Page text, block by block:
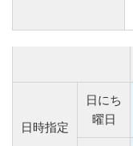
日時指定
日にち
曜日